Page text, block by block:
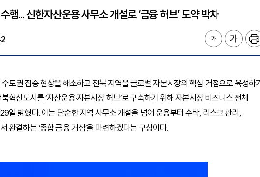
행... 신한자산운용 사무소 개설로 ‘금융 허브’ 도약 박차
도권 집중 현상을 해소하고 전북 지역을 글로벌 자본시장의 핵심 거점으로 육성하기
혁신도시를 ‘자산운용·자본시장 허브’로 구축하기 위해 자본시장 비즈니스 전체
일 밝혔다. 이는 단순한 지역 사무소 개설을 넘어 운용부터 수탁, 리스크 관리,
완결하는 ‘종합 금융 거점’을 마련하겠다는 구상이다.